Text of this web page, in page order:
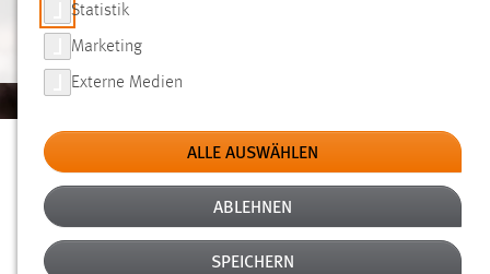
IHRE KARRIERE BEI UNS
WEIL EXZELLENTE LEHRE UND FORSCHUNG
EIN STARKES UMFELD BRAUCHEN
UNSERE BENEFITS FÜR PROFESSUREN
Statistik
Marketing
Externe Medien
ALLE AUSWÄHLEN
ABLEHNEN
SPEICHERN